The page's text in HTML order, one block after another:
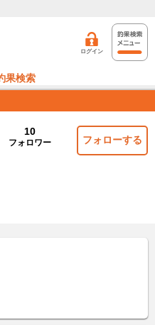
ログイン
果検索
10
フォロワー フォローする